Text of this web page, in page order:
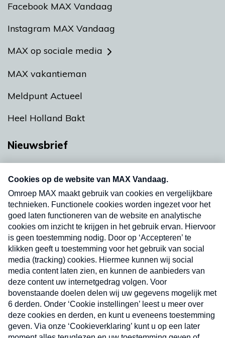
Facebook MAX Vandaag
Instagram MAX Vandaag
MAX op sociale media
MAX vakantieman
Meldpunt Actueel
Heel Holland Bakt
Nieuwsbrief
Neem hier een gratis abonnement op onze
nieuwsbrief. Elke vrijdag- en dinsdagochtend in
uw mailbox.
Verzend
Nieuwsbrief
Neem hier een gratis abonnement op onze